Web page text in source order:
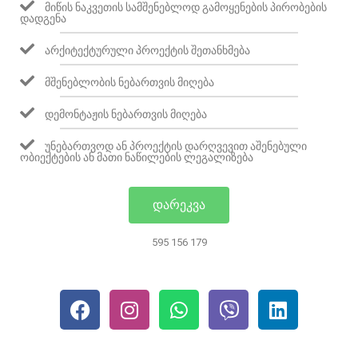
ᲛᲘᲬᲘᲡ ᲜᲐᲙᲕᲔᲗᲘᲡ ᲡᲐᲛᲨᲔᲜᲔᲑᲚᲝᲓ ᲒᲐᲛᲝᲧᲔᲜᲔᲑᲘᲡ ᲞᲘᲠᲝᲑᲔᲑᲘᲡ
ᲓᲐᲓᲒᲔᲜᲐ
ᲐᲠᲥᲘᲢᲔᲥᲢᲣᲠᲣᲚᲘ ᲞᲠᲝᲔᲥᲢᲘᲡ ᲨᲔᲗᲐᲜᲮᲛᲔᲑᲐ
ᲛᲨᲔᲜᲔᲑᲚᲝᲑᲘᲡ ᲜᲔᲑᲐᲠᲗᲕᲘᲡ ᲛᲘᲦᲔᲑᲐ
ᲓᲔᲛᲝᲜᲢᲐᲟᲘᲡ ᲜᲔᲑᲐᲠᲗᲕᲘᲡ ᲛᲘᲦᲔᲑᲐ
ᲣᲜᲔᲑᲐᲠᲗᲕᲝᲓ ᲐᲜ ᲞᲠᲝᲔᲥᲢᲘᲡ ᲓᲐᲠᲦᲕᲔᲕᲘᲗ ᲐᲨᲔᲜᲔᲑᲣᲚᲘ
ᲝᲑᲘᲔᲥᲢᲔᲑᲘᲡ ᲐᲜ ᲛᲐᲗᲘ ᲜᲐᲬᲘᲚᲔᲑᲘᲡ ᲚᲔᲒᲐᲚᲘᲖᲔᲑᲐ
ᲓᲐᲠᲔᲙᲕᲐ
595 156 179